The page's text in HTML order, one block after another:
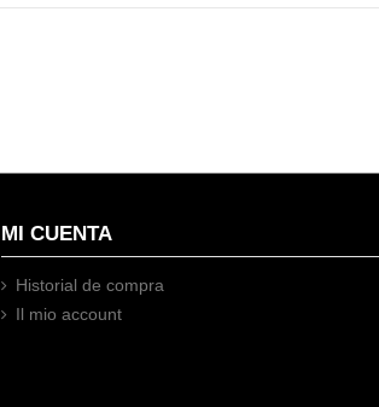
MI CUENTA
Historial de compra
Il mio account